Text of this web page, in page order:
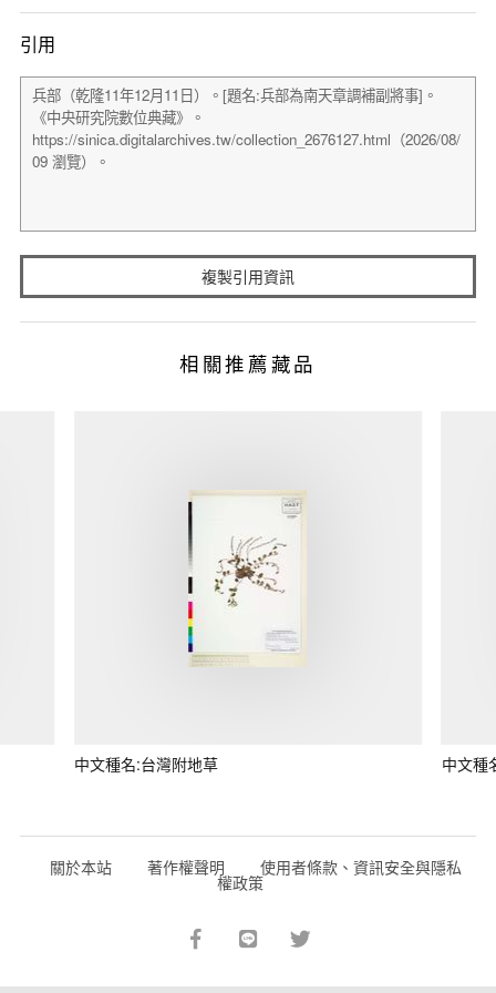
引用
複製引用資訊
相關推薦藏品
中文種名:台灣附地草 中文種
關於本站 著作權聲明 使用者條款、資訊安全與隱私
權政策